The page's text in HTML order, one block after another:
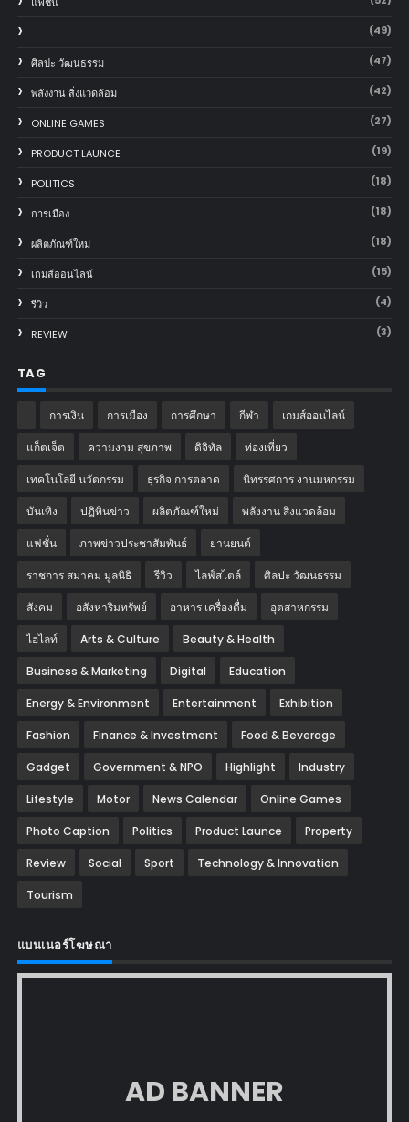
(49)
ศิลปะ วัฒนธรรม (47)
พลังงาน สิ่งแวดล้อม (42)
ONLINE GAMES (27)
PRODUCT LAUNCE (19)
POLITICS (18)
การเมือง (18)
ผลิตภัณฑ์ใหม่ (18)
เกมส์ออนไลน์ (15)
รีวิว (4)
REVIEW (3)
TAG
การเงิน การเมือง การศึกษา กีฬา เกมส์ออนไลน์
แก็ตเจ็ต ความงาม สุขภาพ ดิจิทัล ท่องเที่ยว
เทคโนโลยี นวัตกรรม ธุรกิจ การตลาด นิทรรศการ งานมหกรรม
บันเทิง ปฏิทินข่าว ผลิตภัณฑ์ใหม่ พลังงาน สิ่งแวดล้อม
แฟชั่น ภาพข่าวประชาสัมพันธ์ ‎ยานยนต์‎
ราชการ สมาคม มูลนิธิ รีวิว ไลฟ์สไตล์ ศิลปะ วัฒนธรรม
สังคม อสังหาริมทรัพย์ อาหาร เครื่องดื่ม อุตสาหกรรม
ไฮไลท์ Arts & Culture Beauty & Health
Business & Marketing Digital Education
Energy & Environment Entertainment Exhibition
Fashion Finance & Investment Food & Beverage
Gadget Government & NPO Highlight Industry
Lifestyle Motor News Calendar Online Games
Photo Caption Politics Product Launce Property
Review Social Sport Technology & Innovation
Tourism
แบนเนอร์โฆษณา
AD BANNER